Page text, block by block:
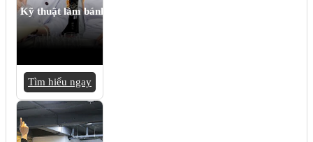
Kỹ thuật làm bánh
Tìm hiểu ngay